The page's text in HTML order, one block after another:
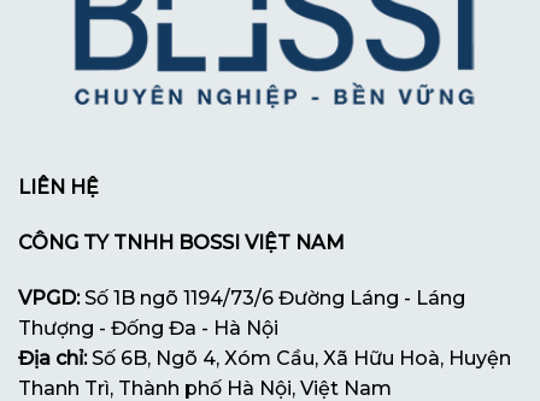
LIÊN HỆ
CÔNG TY TNHH BOSSI VIỆT NAM
VPGD:Số 1B ngõ 1194/73/6 Đường Láng - Láng
Thượng - Đống Đa - Hà Nội
Địa chỉ:Số 6B, Ngõ 4, Xóm Cầu, Xã Hữu Hoà, Huyện
Thanh Trì, Thành phố Hà Nội, Việt Nam